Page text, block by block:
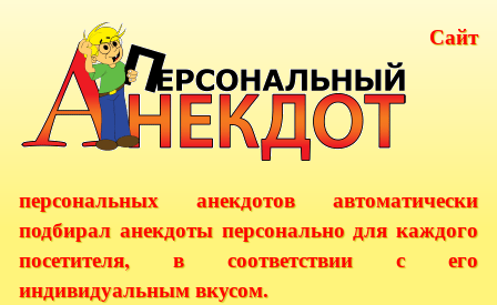
Сайт
персональных анекдотов автоматически
подбирал анекдоты персонально для каждого
посетителя, в соответствии с его
индивидуальным вкусом.